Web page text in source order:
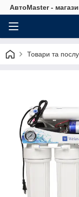
АвтоMaster -
Товари та